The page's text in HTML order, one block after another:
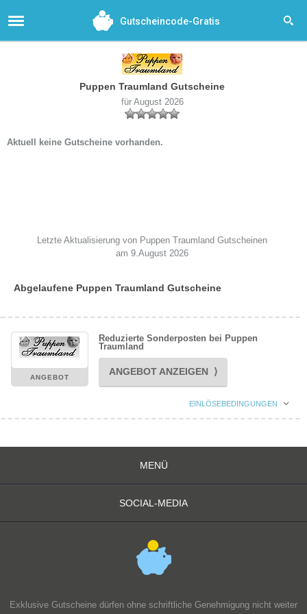
Gutscheincode-Gratis
Puppen Traumland Gutscheine
für August 2026
Aktuell keine Gutscheine vorhanden.
Letzte Aktualisierung von Puppen Traumland Gutscheinen
am 9.August 2026
Abgelaufene Puppen Traumland Gutscheine
ANGEBOT
Reduzierte Sonderposten bei Puppen
Traumland
ANGEBOT ANZEIGEN ⟩
EINLÖSEBEDINGUNGEN
MENÜ
SOCIAL-MEDIA
Exklusive Gutscheine dürfen ohne schriftliche Genehmigung nicht weiter